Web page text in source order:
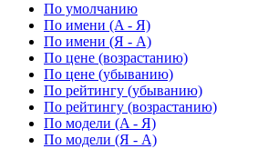
По умолчанию
По имени (A - Я)
По имени (Я - A)
По цене (возрастанию)
По цене (убыванию)
По рейтингу (убыванию)
По рейтингу (возрастанию)
По модели (A - Я)
По модели (Я - A)